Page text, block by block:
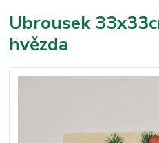
Ubrousek
hvězda